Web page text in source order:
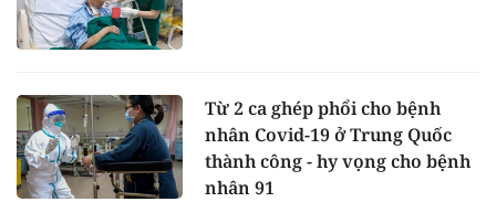
Từ 2 ca ghép phổi cho bệnh
nhân Covid-19 ở Trung Quốc
thành công - hy vọng cho bệnh
nhân 91